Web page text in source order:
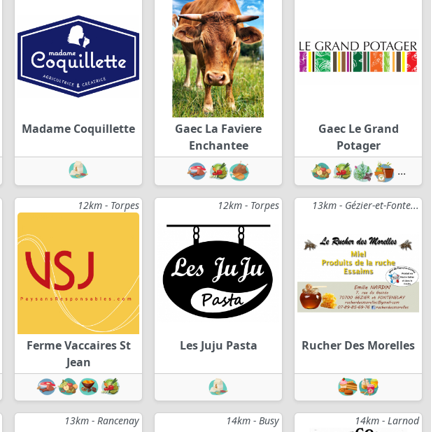
Madame Coquillette
Gaec La Faviere
Enchantee
Gaec Le Grand
Potager
...
12km - Torpes
Ferme Vaccaires St
Jean
12km - Torpes
Les Juju Pasta
13km - Gézier-et-Fonte...
Rucher Des Morelles
13km - Rancenay 14km - Busy 14km - Larnod